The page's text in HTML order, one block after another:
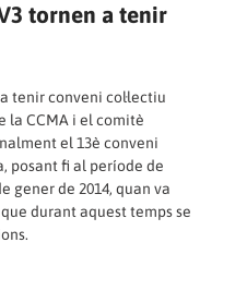
tornen a tenir
tenir conveni col·lectiu
la CCMA i el comitè
el 13è conveni
posant fi al període de
gener de 2014, quan va
durant aquest temps se